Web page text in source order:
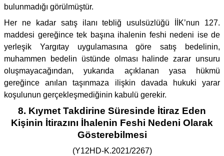
bulunmadığı görülmüştür.
Her ne kadar satış ilanı tebliğ usulsüzlüğü İİK’nun 127.
maddesi gereğince tek başına ihalenin feshi nedeni ise de
yerleşik Yargıtay uygulamasına göre satış bedelinin,
muhammen bedelin üstünde olması halinde zarar unsuru
oluşmayacağından, yukarıda açıklanan yasa hükmü
gereğince anılan taşınmaza ilişkin davada hukuki yarar
koşulunun gerçekleşmediğinin kabulü gerekir.
8. Kıymet Takdirine Süresinde İtiraz Eden
Kişinin İtirazını İhalenin Feshi Nedeni Olarak
Gösterebilmesi
(Y12HD-K.2021/2267)